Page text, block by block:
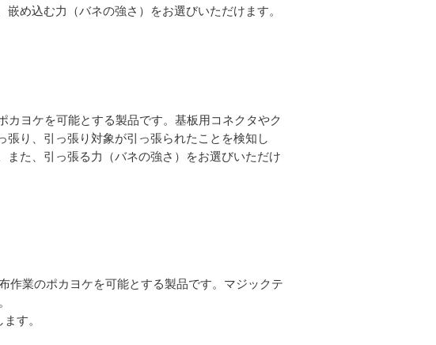
め込む力（バネの強さ）をお選びいただけます。
ヨケを可能とする製品です。基板用コネクタやク
り、引っ張り対象が引っ張られたことを検知し
た、引っ張る力（バネの強さ）をお選びいただけ
作業のポカヨケを可能とする製品です。マジックテ
す。